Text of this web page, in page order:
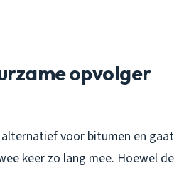
opvolger
alternatief voor bitumen en gaat
keer zo lang mee. Hoewel de